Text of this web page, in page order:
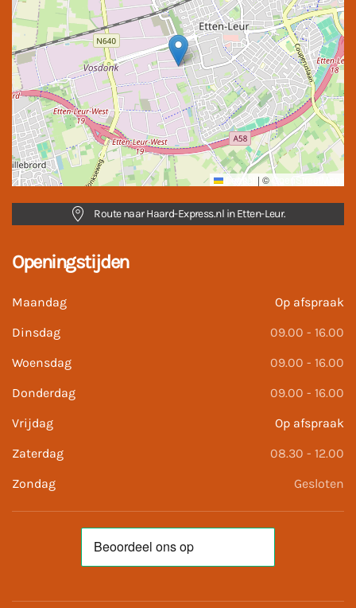
| ©
Route naar Haard-Express.nl in Etten-Leur.
Openingstijden
Maandag
Op afspraak
Dinsdag
09.00 - 16.00
Woensdag
09.00 - 16.00
Donderdag
09.00 - 16.00
Vrijdag
Op afspraak
Zaterdag
08.30 - 12.00
Zondag
Gesloten